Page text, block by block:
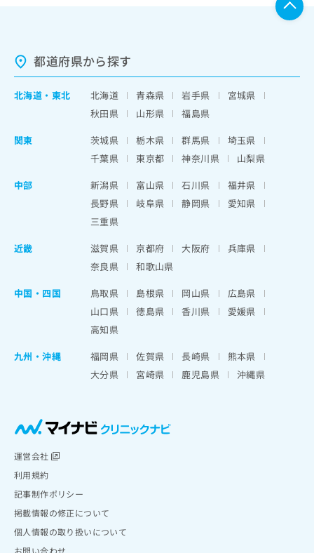
都道府県から探す
北海道 ・ 東北 北海道 青森県 岩手県
宮城県
秋田県
山形県
福島県
関東
茨城県 栃木県 群馬県
埼玉県
千葉県
東京都 神奈川県
山梨県
中部
新潟県 富山県 石川県
福井県
長野県
岐阜県 静岡県
愛知県
三重県
近畿
滋賀県 京都府 大阪府
兵庫県
奈良県
和歌山県
中国・四国
鳥取県 島根県 岡山県
広島県
山口県
徳島県 香川県
愛媛県
高知県
九州・沖縄
福岡県 佐賀県 長崎県
熊本県
大分県
宮崎県 鹿児島県 沖縄県
運営会社
利用規約
記事制作ポリシー
掲載情報の修正について
個人情報の取り扱いについて
お問い合わせ